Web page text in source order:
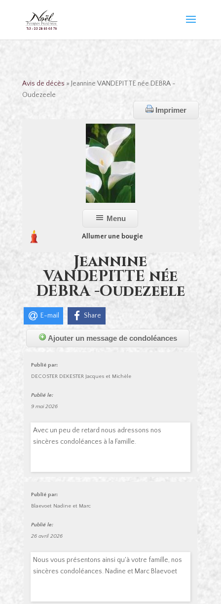
Avis de décès » Jeannine VANDEPITTE née DEBRA -
Oudezeele
Imprimer
Menu
Allumer une bougie
Jeannine
VANDEPITTE née
DEBRA -Oudezeele
E-mail Share
Ajouter un message de condoléances
Publié par:
DECOSTER DEKESTER Jacques et Michèle
Publié le:
9 mai 2026
Avec un peu de retard nous adressons nos
sincères condoléances à la Famille.
Publié par:
Blaevoet Nadine et Marc
Publié le:
26 avril 2026
Nous vous présentons ainsi qu'à votre famille, nos
sincères condoléances. Nadine et Marc Blaevoet